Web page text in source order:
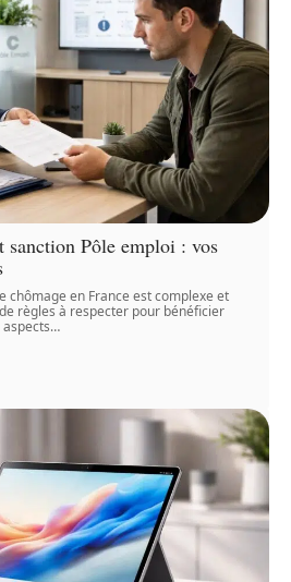
sanction Pôle emploi : vos
chômage en France est complexe et
règles à respecter pour bénéficier
…